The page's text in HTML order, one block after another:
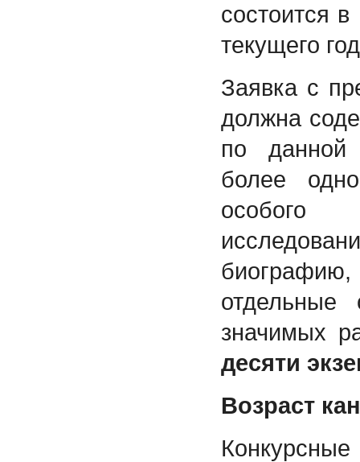
состоится
текущего
Заявка с
должна
по данной
более
отдельные
значимых
десяти
Возраст